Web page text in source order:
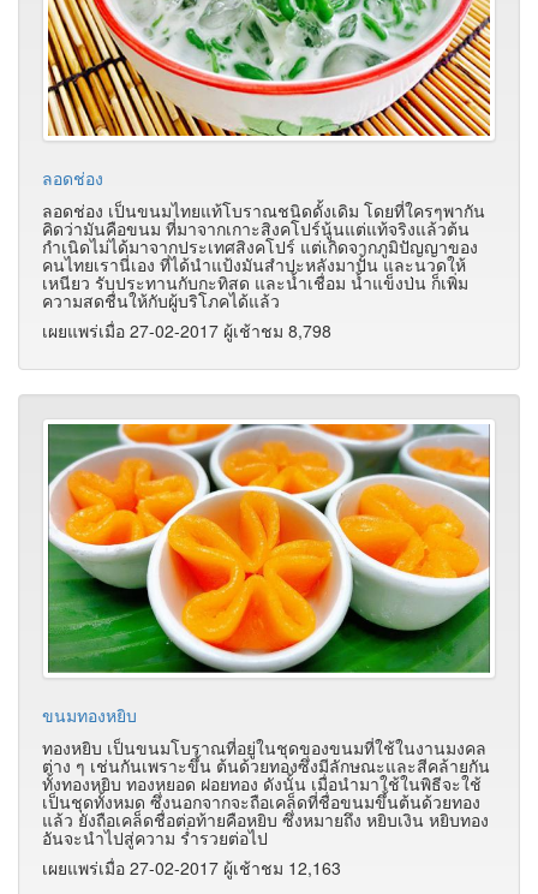
ลอดช่อง
ลอดช่อง เป็นขนมไทยแท้โบราณชนิดดั้งเดิม โดยที่ใครๆพากัน
คิดว่ามันคือขนม ที่มาจากเกาะสิงคโปร์นู้นแต่แท้จริงแล้วต้น
กำเนิดไม่ได้มาจากประเทศสิงคโปร์ แต่เกิดจากภูมิปัญญาของ
คนไทยเรานี่เอง ที่ได้นำแป้งมันสำปะหลังมาปั้น และนวดให้
เหนียว รับประทานกับกะทิสด และน้ำเชื่อม น้ำแข็งป่น ก็เพิ่ม
ความสดชื่นให้กับผู้บริโภคได้แล้ว
เผยแพร่เมื่อ 27-02-2017 ผู้เช้าชม 8,798
ขนมทองหยิบ
ทองหยิบ เป็นขนมโบราณที่อยู่ในชุดของขนมที่ใช้ในงานมงคล
ต่าง ๆ เช่นกันเพราะขึ้น ต้นด้วยทองซึ่งมีลักษณะและสีคล้ายกัน
ทั้งทองหยิบ ทองหยอด ฝอยทอง ดังนั้น เมื่อนำมาใช้ในพิธีจะใช้
เป็นชุดทั้งหมด ซึ่งนอกจากจะถือเคล็ดที่ชื่อขนมขึ้นต้นด้วยทอง
แล้ว ยังถือเคล็ดชื่อต่อท้ายคือหยิบ ซึ่งหมายถึง หยิบเงิน หยิบทอง
อันจะนำไปสู่ความ ร่ำรวยต่อไป
เผยแพร่เมื่อ 27-02-2017 ผู้เช้าชม 12,163